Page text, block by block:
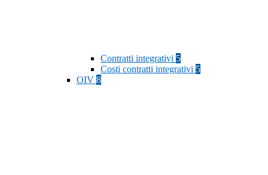
Contratti integrativi 5
Costi contratti integrativi 5
OIV 8